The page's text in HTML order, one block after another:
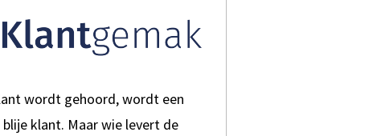
wordt gehoord, wordt een
klant. Maar wie levert de